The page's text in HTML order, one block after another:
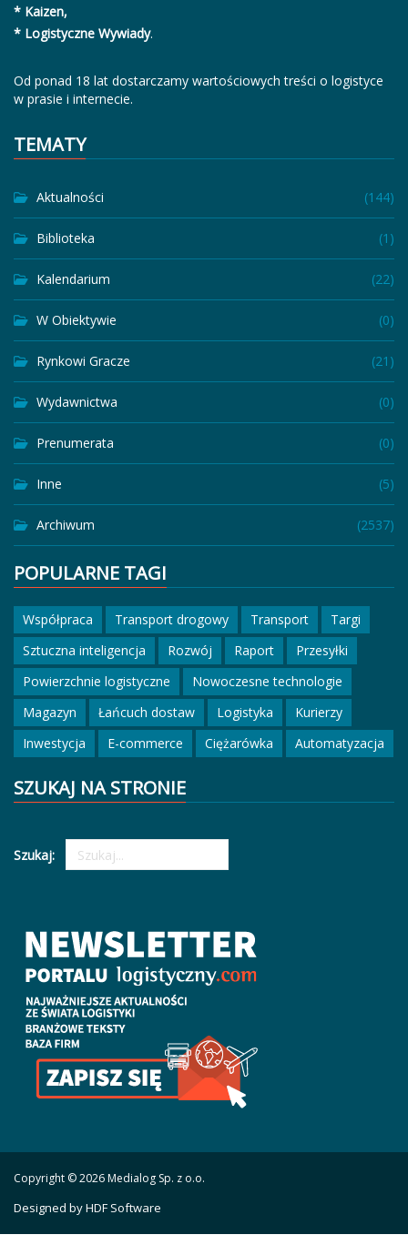
* Kaizen,
* Logistyczne Wywiady.
Od ponad 18 lat dostarczamy wartościowych treści o logistyce
w prasie i internecie.
TEMATY
Aktualności (144)
Biblioteka (1)
Kalendarium (22)
W Obiektywie (0)
Rynkowi Gracze (21)
Wydawnictwa (0)
Prenumerata (0)
Inne (5)
Archiwum (2537)
POPULARNE TAGI
Współpraca Transport drogowy Transport
Targi
Sztuczna inteligencja
Rozwój Raport
Przesyłki
Powierzchnie logistyczne
Nowoczesne technologie
Magazyn
Łańcuch dostaw Logistyka
Kurierzy
Inwestycja
E-commerce Ciężarówka Automatyzacja
SZUKAJ NA STRONIE
Szukaj:
Copyright © 2026 Medialog Sp. z o.o.
Designed by HDF Software